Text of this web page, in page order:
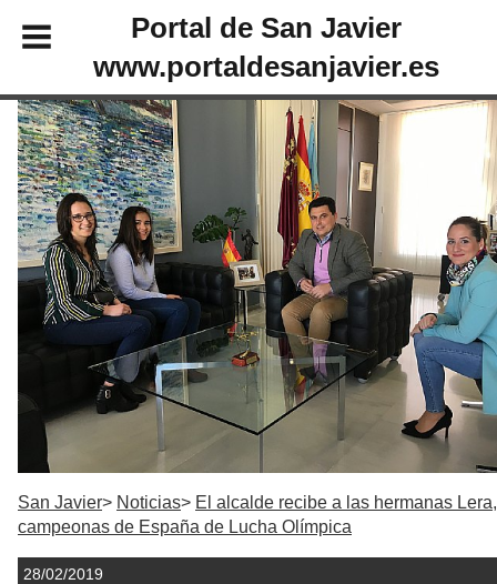
Portal de San Javier
www.portaldesanjavier.es
San Javier Noticias
El alcalde recibe a las hermanas Lera,
campeonas de España de Lucha Olímpica
28/02/2019